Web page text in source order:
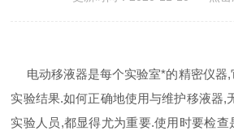
电动移液器是每个实验室*的精密仪器,
实验结果.如何正确地使用与维护移液器,
实验人员,都显得尤为重要.使用时要检